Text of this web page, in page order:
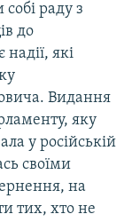
раду з
до
які
Видання
яку
у російській
своїми
на
тих, хто не